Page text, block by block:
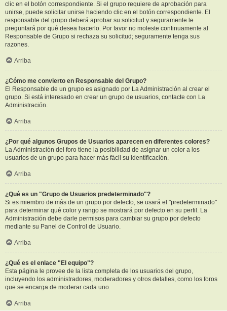
clic en el botón correspondiente. Si el grupo requiere de aprobación para
unirse, puede solicitar unirse haciendo clic en el botón correspondiente. El
responsable del grupo deberá aprobar su solicitud y seguramente le
preguntará por qué desea hacerlo. Por favor no moleste continuamente al
Responsable de Grupo si rechaza su solicitud; seguramente tenga sus
razones.
Arriba
¿Cómo me convierto en Responsable del Grupo?
El Responsable de un grupo es asignado por La Administración al crear el
grupo. Si está interesado en crear un grupo de usuarios, contacte con La
Administración.
Arriba
¿Por qué algunos Grupos de Usuarios aparecen en diferentes colores?
La Administración del foro tiene la posibilidad de asignar un color a los
usuarios de un grupo para hacer más fácil su identificación.
Arriba
¿Qué es un "Grupo de Usuarios predeterminado"?
Si es miembro de más de un grupo por defecto, se usará el "predeterminado"
para determinar qué color y rango se mostrará por defecto en su perfil. La
Administración debe darle permisos para cambiar su grupo por defecto
mediante su Panel de Control de Usuario.
Arriba
¿Qué es el enlace "El equipo"?
Esta página le provee de la lista completa de los usuarios del grupo,
incluyendo los administradores, moderadores y otros detalles, como los foros
que se encarga de moderar cada uno.
Arriba